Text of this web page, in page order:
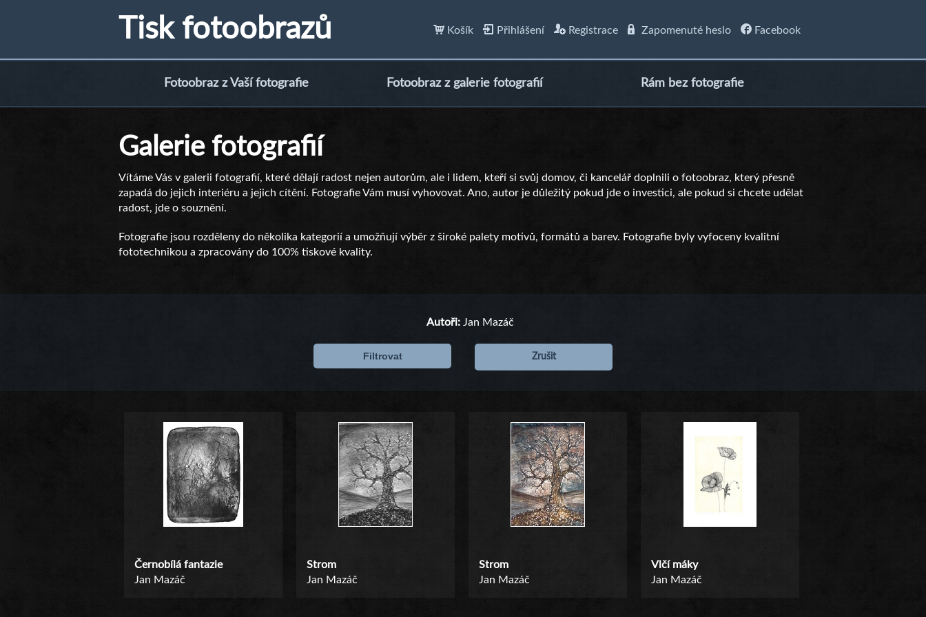
Tisk fotoobrazů Košík Přihlášení Registrace Zapomenuté heslo Facebook
Fotoobraz z Vaší fotografie Fotoobraz z galerie fotografií Rám bez fotografie
Galerie fotografií
Vítáme Vás v galerii fotografií, které dělají radost nejen autorům, ale i lidem, kteří si svůj domov, či kancelář doplnili o fotoobraz, který přesně
zapadá do jejich interiéru a jejich cítění. Fotografie Vám musí vyhovovat. Ano, autor je důležitý pokud jde o investici, ale pokud si chcete udělat
radost, jde o souznění.
Fotografie jsou rozděleny do několika kategorií a umožňují výběr z široké palety motivů, formátů a barev. Fotografie byly vyfoceny kvalitní
fototechnikou a zpracovány do 100% tiskové kvality.
Autoři: Jan Mazáč
Filtrovat Zrušit
Černobílá fantazie
Jan Mazáč
Strom
Jan Mazáč
Strom
Jan Mazáč
Vlčí máky
Jan Mazáč